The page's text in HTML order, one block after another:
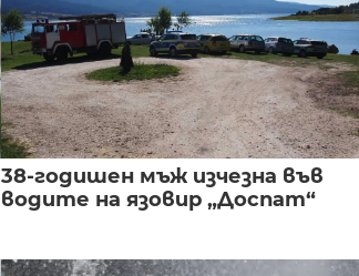
38-годишен мъж изчезна във
водите на язовир „Доспат“